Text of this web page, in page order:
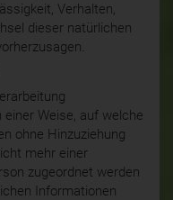
Verhalten,
dieser natürlichen
Weise, auf welche
ohne Hinzuziehung
mehr einer
zugeordnet werden
Informationen